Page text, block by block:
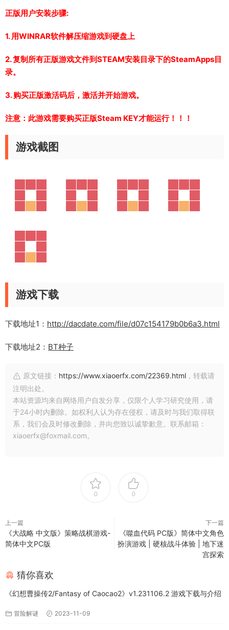
正版用户安装步骤:
1. 用WINRAR软件解压缩游戏到硬盘上
2. 复制所有正版游戏文件到STEAM安装目录下的SteamApps目
录。
3. 购买正版激活码后，激活并开始游戏。
注意：此游戏需要购买正版Steam KEY才能运行！！！
游戏截图
游戏下载
下载地址1： http://dacdate.com/file/d07c154179b0b6a3.html
下载地址2： BT种子
原文链接： https://www.xiaoerfx.com/22369.html ，转载请
注明出处。
本站资源均来自网络用户自发分享，仅限个人学习研究使用，请
于24小时内删除。如权利人认为存在侵权，请及时与我们取得联
系，我们会及时修改删除，并向您致以诚挚歉意。联系邮箱：
xiaoerfx@foxmail.com。
0 0
上一篇
《大战略 中文版》策略战棋游戏-
简体中文PC版
下一篇
《噬血代码 PC版》简体中文角色
扮演游戏 | 硬核战斗体验 | 地下迷
宫探索
猜你喜欢
《幻想曹操传2/Fantasy of Caocao2》v1.231106.2 游戏下载与介绍
冒险解谜 2023-11-09